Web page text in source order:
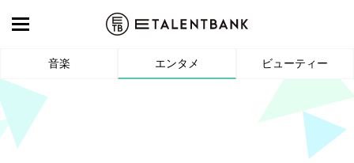
音楽 エンタメ ビューティー